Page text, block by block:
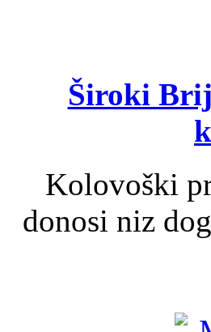
Široki
Kolovoški
donosi niz